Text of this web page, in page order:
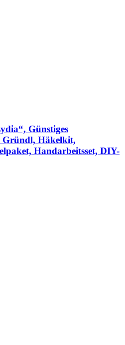
Günstiges
Gründl, Häkelkit,
Handarbeitsset, DIY-